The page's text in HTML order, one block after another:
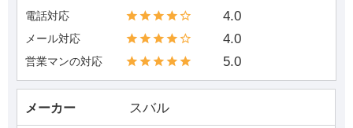
電話対応 4.0
メール対応 4.0
営業マンの対応 5.0
メーカー スバル